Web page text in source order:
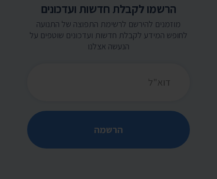
הרשמו לקבלת חדשות ועדכונים
מוזמנים להירשם לרשימת התפוצה של התנועה
לחופש המידע לקבלת חדשות ועדכונים שוטפים על
הנעשה אצלנו
הרשמה